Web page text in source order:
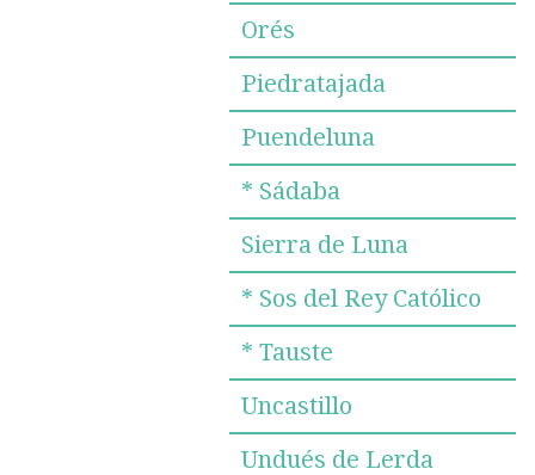
Orés
Piedratajada
Puendeluna
* Sádaba
Sierra de Luna
* Sos del Rey Católico
* Tauste
Uncastillo
Undués de Lerda